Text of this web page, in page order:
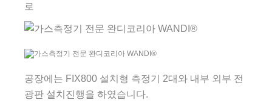
로
공장에는 FIX800 설치형 측정기 2대와 내부 외부 전
광판 설치진행을 하였습니다.